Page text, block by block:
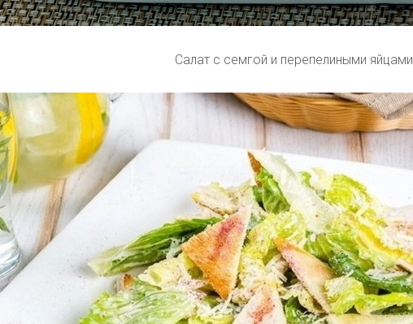
Салат с семгой и перепелиными яйцами